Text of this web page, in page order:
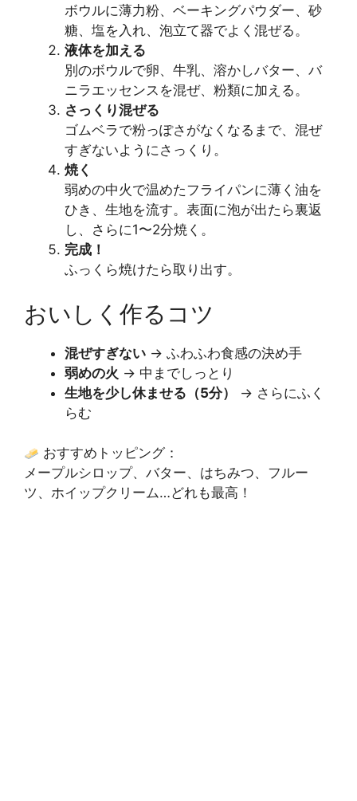
ボウルに薄力粉、ベーキングパウダー、砂
糖、塩を入れ、泡立て器でよく混ぜる。
液体を加える
別のボウルで卵、牛乳、溶かしバター、バ
ニラエッセンスを混ぜ、粉類に加える。
さっくり混ぜる
ゴムベラで粉っぽさがなくなるまで、混ぜ
すぎないようにさっくり。
焼く
弱めの中火で温めたフライパンに薄く油を
ひき、生地を流す。表面に泡が出たら裏返
し、さらに1〜2分焼く。
完成！
ふっくら焼けたら取り出す。
おいしく作るコツ
混ぜすぎない → ふわふわ食感の決め手
弱めの火 → 中までしっとり
生地を少し休ませる（5分）
→ さらにふく
らむ
おすすめトッピング：
メープルシロップ、バター、はちみつ、フルー
ツ、ホイップクリーム…どれも最高！